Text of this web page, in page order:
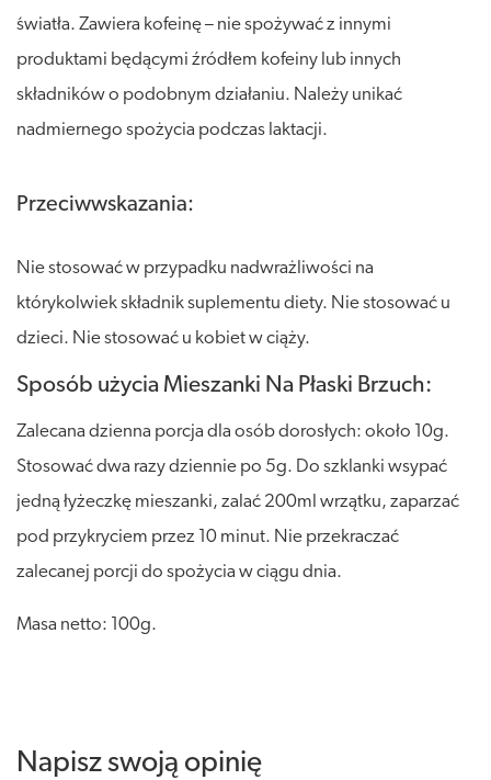
światła. Zawiera kofeinę – nie spożywać z innymi
produktami będącymi źródłem kofeiny lub innych
składników o podobnym działaniu. Należy unikać
nadmiernego spożycia podczas laktacji.
Przeciwwskazania:
Nie stosować w przypadku nadwrażliwości na
którykolwiek składnik suplementu diety. Nie stosować u
dzieci. Nie stosować u kobiet w ciąży.
Sposób użycia Mieszanki Na Płaski Brzuch:
Zalecana dzienna porcja dla osób dorosłych: około 10g.
Stosować dwa razy dziennie po 5g. Do szklanki wsypać
jedną łyżeczkę mieszanki, zalać 200ml wrzątku, zaparzać
pod przykryciem przez 10 minut. Nie przekraczać
zalecanej porcji do spożycia w ciągu dnia.
Masa netto: 100g.
Napisz swoją opinię